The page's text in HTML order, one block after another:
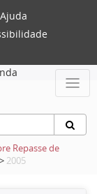
Ajuda
Repasse de
> 2005